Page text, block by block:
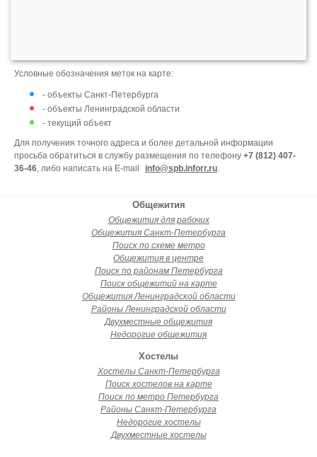
Условные обозначения меток на карте:
- объекты Санкт-Петербурга
- объекты Ленинградской области
- текущий объект
Для получения точного адреса и более детальной информации
просьба обратиться в службу размещения по телефону +7 (812) 407-
36-46, либо написать на E-mail info@spb.inforr.ru.
Общежития
Общежития для рабочих
Общежития Санкт-Петербурга
Поиск по схеме метро
Общежития в центре
Поиск по районам Петербурга
Поиск общежитий на карте
Общежития Ленинградской области
Районы Ленинградской области
Двухместные общежития
Недорогие общежития
Хостелы
Хостелы Санкт-Петербурга
Поиск хостелов на карте
Поиск по метро Петербурга
Районы Санкт-Петербурга
Недорогие хостелы
Двухместные хостелы